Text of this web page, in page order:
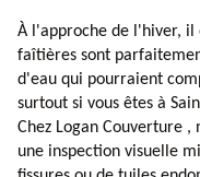
À l'approche de l'hiver, il
faîtières sont
d'eau qui pourraient
surtout si vous êtes à
Chez Logan Couverture
une inspection visuelle